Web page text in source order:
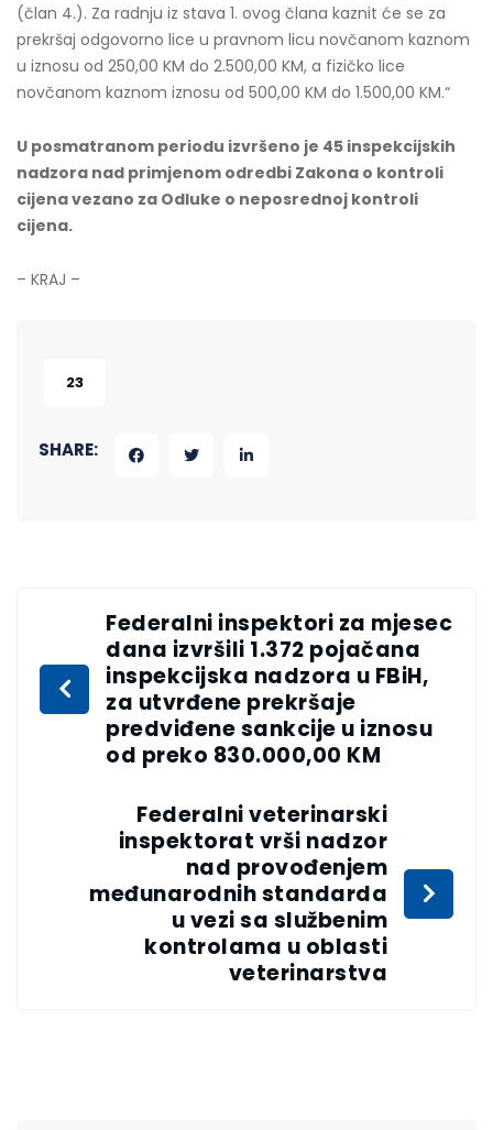
(član 4.). Za radnju iz stava 1. ovog člana kaznit će se za
prekršaj odgovorno lice u pravnom licu novčanom kaznom
u iznosu od 250,00 KM do 2.500,00 KM, a fizičko lice
novčanom kaznom iznosu od 500,00 KM do 1.500,00 KM.“
U posmatranom periodu izvršeno je 45 inspekcijskih
nadzora nad primjenom odredbi Zakona o kontroli
cijena vezano za Odluke o neposrednoj kontroli
cijena.
– KRAJ –
23
SHARE:
Federalni inspektori za mjesec
dana izvršili 1.372 pojačana
inspekcijska nadzora u FBiH,
za utvrđene prekršaje
predviđene sankcije u iznosu
od preko 830.000,00 KM
Federalni veterinarski
inspektorat vrši nadzor
nad provođenjem
međunarodnih standarda
u vezi sa službenim
kontrolama u oblasti
veterinarstva